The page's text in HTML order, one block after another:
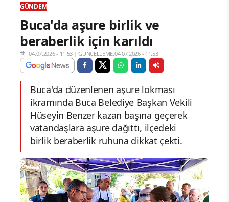
GÜNDEM
Buca'da aşure birlik ve
beraberlik için karıldı
04.07.2026 - 11:53 |GÜNCELLEME:04.07.2026 - 11:53
Buca'da düzenlenen aşure lokması
ikramında Buca Belediye Başkan Vekili
Hüseyin Benzer kazan başına geçerek
vatandaşlara aşure dağıttı, ilçedeki
birlik beraberlik ruhuna dikkat çekti.